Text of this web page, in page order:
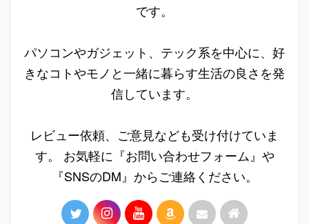
です。
パソコンやガジェット、テック系を中心に、好
きなコトやモノと一緒に暮らす生活の良さを発
信しています。
レビュー依頼、ご意見なども受け付けていま
す。 お気軽に『お問い合わせフォーム』や
『SNSのDM』からご連絡ください。